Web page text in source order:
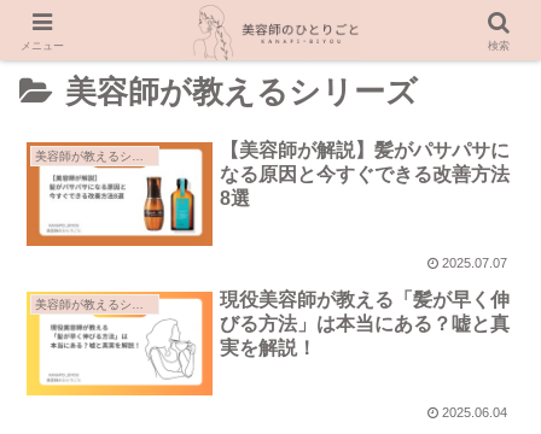
美容師が教えるシリーズ
【美容師が解説】髪がパサパサに
なる原因と今すぐできる改善方法
8選
2025.07.07
美容師が教えるシリーズ
現役美容師が教える「髪が早く伸
びる方法」は本当にある？嘘と真
実を解説！
2025.06.04
メニュー 検索